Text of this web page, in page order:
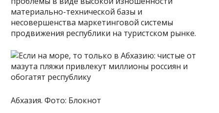
материально-технической базы и
несовершенства маркетинговой системы
продвижения республики на туристском рынке.
Абхазия. Фото: Блокнот